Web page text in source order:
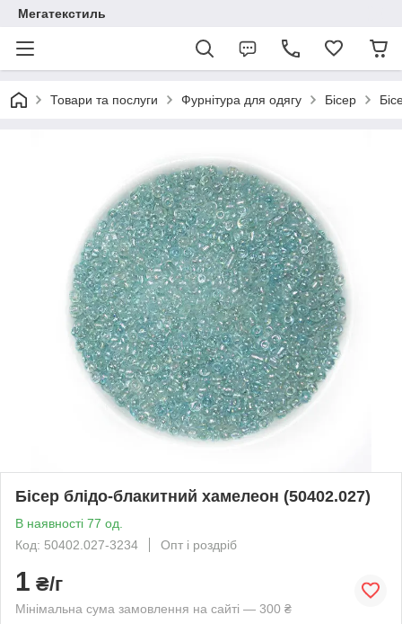
Мегатекстиль
Товари та послуги Фурнітура для одягу Бісер
Бісер блідо-блакитний хамелеон (50402.027)
В наявності 77 од.
Код: 50402.027-3234
Опт і роздріб
1 ₴/г
Мінімальна сума замовлення на сайті — 300 ₴